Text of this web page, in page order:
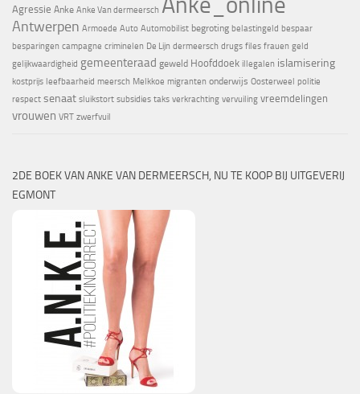
Agressie Anke Anke Van dermeersch
Antwerpen Armoede Auto Automobilist begroting belastingeld bespaar
besparingen campagne criminelen De Lijn dermeersch drugs files frauen geld
gelijkwaardigheid gemeenteraad geweld Hoofddoek illegalen islamisering
kostprijs leefbaarheid meersch Melkkoe migranten onderwijs Oosterweel politie
respect senaat sluikstort subsidies taks verkrachting vervuiling vreemdelingen
vrouwen VRT zwerfvuil
2DE BOEK VAN ANKE VAN DERMEERSCH, NU TE KOOP BIJ UITGEVERIJ
EGMONT